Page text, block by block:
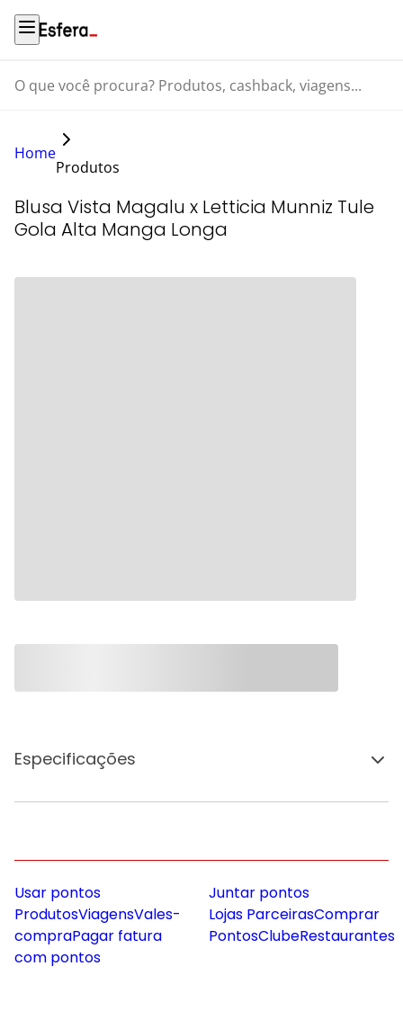
O que você procura? Produtos, cashback, viagens...
Home
Produtos
Blusa Vista Magalu x Letticia Munniz Tule
Gola Alta Manga Longa
Especificações
Usar pontos
ProdutosViagensVales-
compraPagar fatura
com pontos
Juntar pontos
Lojas ParceirasComprar
PontosClubeRestaurantes